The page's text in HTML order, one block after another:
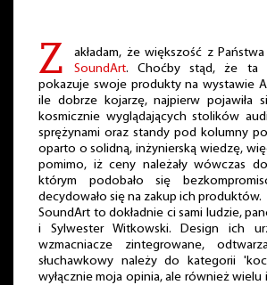
Z
akładam, że większość z
SoundArt. Choćby stąd, że ta
pokazuje swoje produkty na wystawie
ile dobrze kojarzę, najpierw pojawiła
kosmicznie wyglądających stolików
sprężynami oraz standy pod kolumny
oparto o solidną, inżynierską wiedzę,
pomimo, iż ceny należały wówczas
którym podobało się
decydowało się na zakup ich produktów.
SoundArt to dokładnie ci sami ludzie,
i Sylwester Witkowski. Design ich
wzmacniacze zintegrowane,
słuchawkowy należy do kategorii
wyłącznie moja opinia, ale również